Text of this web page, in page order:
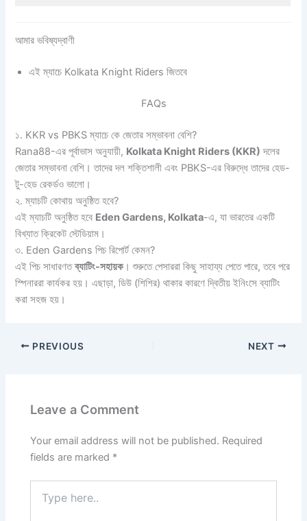
আমার ভবিষ্যদ্বাণী
এই ম্যাচে Kolkata Knight Riders জিতবে
FAQs
১. KKR vs PBKS ম্যাচে কে জেতার সম্ভাবনা বেশি?
Rana88-এর পূর্বাভাস অনুযায়ী, Kolkata Knight Riders (KKR) দলের
জেতার সম্ভাবনা বেশি। তাদের দল শক্তিশালী এবং PBKS-এর বিরুদ্ধে তাদের হেড-
টু-হেড রেকর্ডও ভালো।
২. ম্যাচটি কোথায় অনুষ্ঠিত হবে?
এই ম্যাচটি অনুষ্ঠিত হবে Eden Gardens, Kolkata-এ, যা ভারতের একটি
বিখ্যাত ক্রিকেট স্টেডিয়াম।
৩. Eden Gardens পিচ রিপোর্ট কেমন?
এই পিচ সাধারণতব্যাটিং-সহায়ক । শুরুতে পেসাররা কিছু সাহায্য পেতে পারে, তবে পরে
স্পিনাররা কার্যকর হয়। এছাড়া, ডিউ (শিশির) থাকার কারণে দ্বিতীয় ইনিংসে ব্যাটিং
করা সহজ হয়।
PREVIOUS NEXT
Leave a Comment
Your email address will not be published. Required
fields are marked *
here..